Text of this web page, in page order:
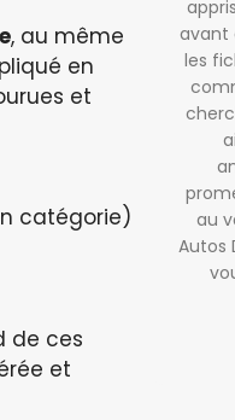
, au même
en
et
catégorie)
de ces
et
avant
les
au
Autos